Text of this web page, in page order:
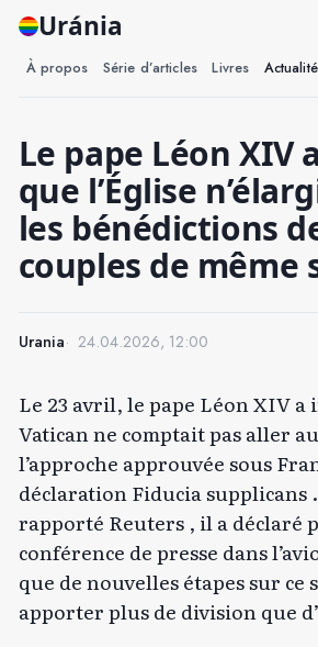
Uránia
À propos Série d’articles Livres
Le pape Léon XIV
que l’Église
les bénédictions
couples de même
Urania 24.04.2026, 12:00
Le 23 avril, le pape Léon XIV a
Vatican ne comptait pas aller
l’approche approuvée sous
déclarationFiducia supplicans.
rapporté Reuters, il a déclaré
conférence de presse dans
que de nouvelles étapes sur
apporter plus de division que